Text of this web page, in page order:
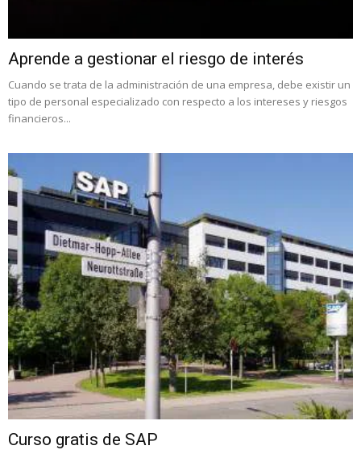
Aprende a gestionar el riesgo de interés
Cuando se trata de la administración de una empresa, debe existir un
tipo de personal especializado con respecto a los intereses y riesgos
financieros...
Curso gratis de SAP